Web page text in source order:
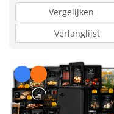
Vergelijken
Verlanglijst